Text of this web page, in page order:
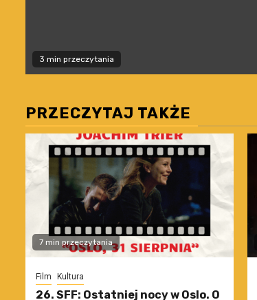
3 min przeczytania
PRZECZYTAJ TAKŻE
7 min przeczytania
Film Kultura
26. SFF: Ostatniej nocy w Oslo. O